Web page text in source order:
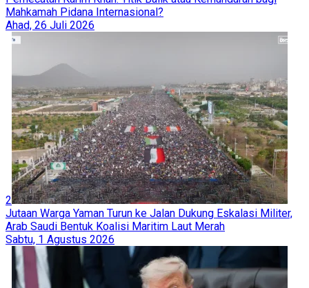
Mahkamah Pidana Internasional?
Ahad, 26 Juli 2026
2
Jutaan Warga Yaman Turun ke Jalan Dukung Eskalasi Militer,
Arab Saudi Bentuk Koalisi Maritim Laut Merah
Sabtu, 1 Agustus 2026